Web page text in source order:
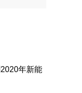
年新能